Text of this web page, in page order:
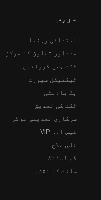
سروس
ابتدائی رہنما
مدداور تعاون کا مرکز
ٹکٹ جمع کروائیں۔
ٹیکنیکل سپورٹ
بگ باؤنٹی
ٹکٹ کی تصدیق
سرکاری تصدیقی مرکز
فیس اور VIP
خاص علاج
ڈی لسٹنگ
سائٹ کا نقشہ